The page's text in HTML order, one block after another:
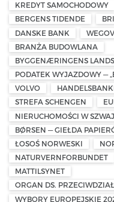
KREDYT SAMOCHODOWY
BERGENS TIDENDE
DANSKE BANK
BRANŻA BUDOWLANA
BYGGENÆRINGENS
PODATEK WYJAZDOWY —
VOLVO
STREFA SCHENGEN
NIERUCHOMOŚCI W
BØRSEN — GIEŁDA
ŁOSOŚ NORWESKI
NATURVERNFORBUNDET
MATTILSYNET
ORGAN DS.
WYBORY EUROPEJSKIE